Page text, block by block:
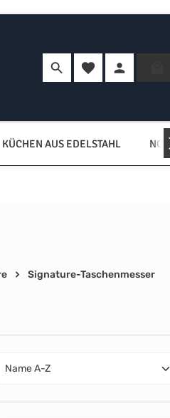
Du hast 0
KÜCHEN AUS EDELSTAHL
Signature-Taschenmesser